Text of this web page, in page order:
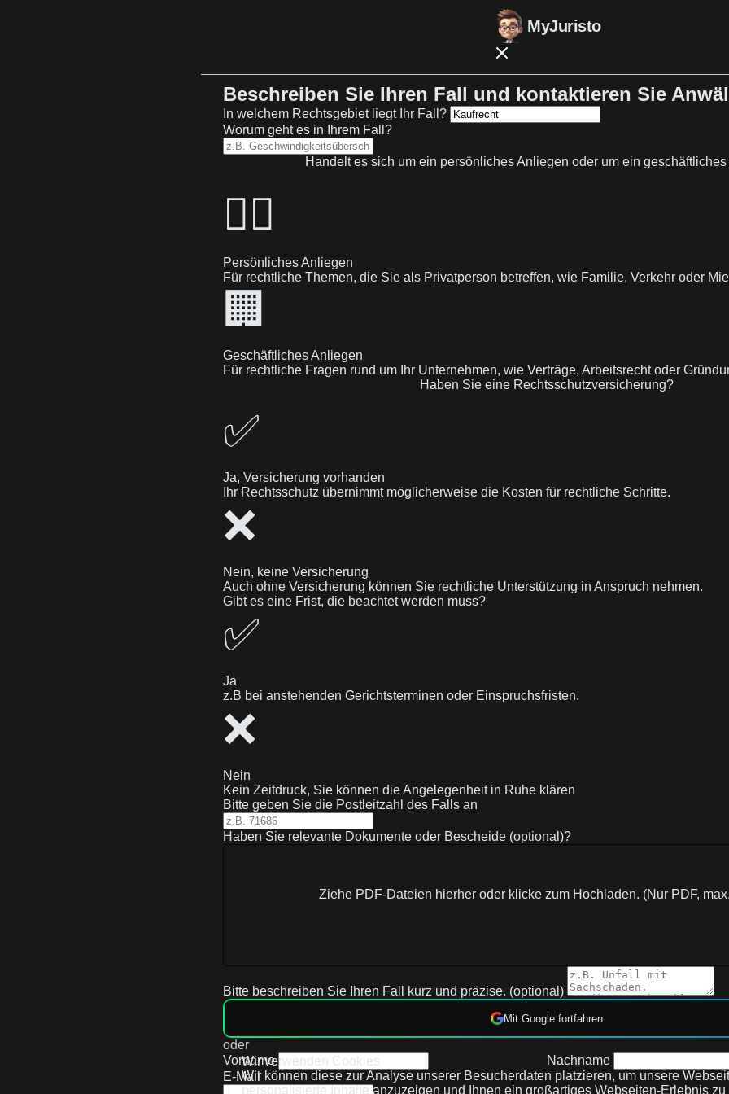
Wir verwenden Cookies
Wir können diese zur Analyse unserer Besucherdaten platzieren, um unsere
personalisierte Inhalte anzuzeigen und Ihnen ein großartiges Webseiten-Erlebnis
MyJuristo
Beschreiben Sie Ihren Fall und kontaktieren Sie
In welchem Rechtsgebiet liegt Ihr Fall?
Worum geht es in Ihrem Fall?
Handelt es sich um ein persönliches Anliegen oder um ein
🙋‍♂️
Persönliches Anliegen
Für rechtliche Themen, die Sie als Privatperson betreffen, wie Familie, Verkehr oder
🏢
Geschäftliches Anliegen
Für rechtliche Fragen rund um Ihr Unternehmen, wie Verträge, Arbeitsrecht oder
Haben Sie eine Rechtsschutzversicherung?
✅
Ja, Versicherung vorhanden
Ihr Rechtsschutz übernimmt möglicherweise die Kosten für rechtliche Schritte.
❌
Nein, keine Versicherung
Auch ohne Versicherung können Sie rechtliche Unterstützung in Anspruch nehmen.
Gibt es eine Frist, die beachtet werden muss?
✅
Ja
z.B bei anstehenden Gerichtsterminen oder Einspruchsfristen.
❌
Nein
Kein Zeitdruck, Sie können die Angelegenheit in Ruhe klären
Bitte geben Sie die Postleitzahl des Falls an
Haben Sie relevante Dokumente oder Bescheide (optional)?
Ziehe PDF-Dateien hierher oder klicke zum Hochladen. (Nur PDF,
Bitte beschreiben Sie Ihren Fall kurz und präzise. (optional)
Mit Google fortfahren
oder
Vorname
Nachname
E-Mail